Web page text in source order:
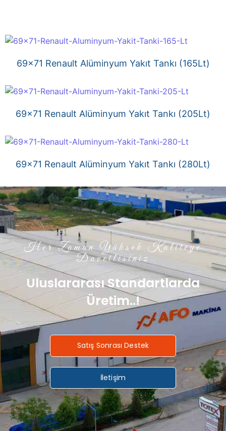
69×71 Renault Alüminyum Yakıt Tankı (165Lt)
69×71 Renault Alüminyum Yakıt Tankı (205Lt)
69×71 Renault Alüminyum Yakıt Tankı (280Lt)
Her Zaman Yüksek Kaliteye
Davetlisiniz
Uluslararası Standartlarda
Üretim..!
Satış Sonrası Destek
İletişim